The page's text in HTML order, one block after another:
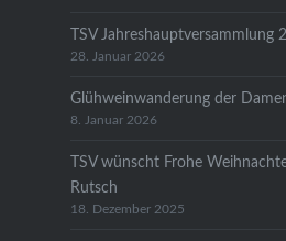
TSV Jahreshauptversammlung
28. Januar 2026
Glühweinwanderung der
8. Januar 2026
TSV wünscht Frohe
Rutsch
18. Dezember 2025